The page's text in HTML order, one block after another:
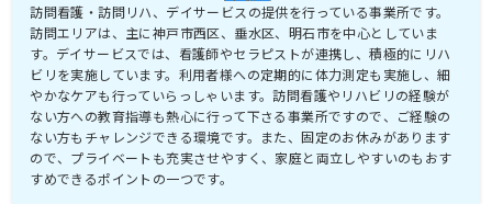
訪問看護・訪問リハ、デイサービスの提供を行っている事業所です。
訪問エリアは、主に神戸市西区、垂水区、明石市を中心としていま
す。デイサービスでは、看護師やセラピストが連携し、積極的にリハ
ビリを実施しています。利用者様への定期的に体力測定も実施し、細
やかなケアも行っていらっしゃいます。訪問看護やリハビリの経験が
ない方への教育指導も熱心に行って下さる事業所ですので、ご経験の
ない方もチャレンジできる環境です。また、固定のお休みがあります
ので、プライベートも充実させやすく、家庭と両立しやすいのもおす
すめできるポイントの一つです。